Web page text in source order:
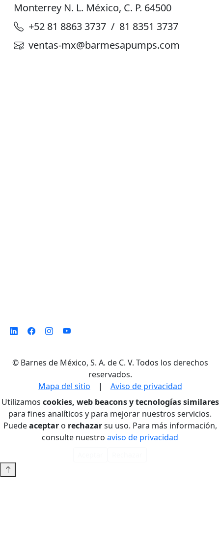
Monterrey N. L. México, C. P. 64500
+52 81 8863 3737 / 81 8351 3737
ventas-mx@barmesapumps.com
© Barnes de México, S. A. de C. V. Todos los derechos
reservados.
Mapa del sitio | Aviso de privacidad
Utilizamos cookies, web beacons y tecnologías similares
para fines analíticos y para mejorar nuestros servicios.
Puedeaceptaro rechazarsu uso. Para más información,
consulte nuestro aviso de privacidad